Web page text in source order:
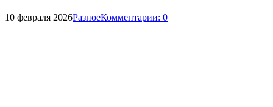
10 февраля 2026РазноеКомментарии: 0